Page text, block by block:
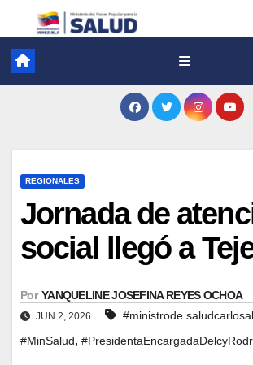
REGIONALES
Jornada de
social llegó a
Por YANQUELINE JOSEFINA REYES OCHOA
JUN 2, 2026 #ministrode
#MinSalud,